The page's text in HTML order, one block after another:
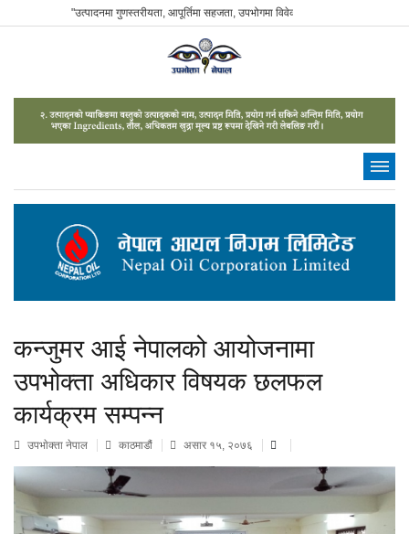
"उत्पादनमा गुणस्तरीयता, आपूर्तिमा सहजता, उपभोगमा विवेकशीलता" - The Sustainable
कन्जुमर आई नेपालको आयोजनामा
उपभोक्ता अधिकार विषयक छलफल
कार्यक्रम सम्पन्न
उपभाेक्ता नेपाल काठमाडौं असार १५, २०७६